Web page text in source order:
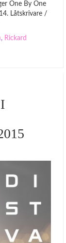
One By One
Låtskrivare /
, Rickard